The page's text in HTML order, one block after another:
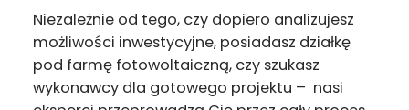
Niezależnie od tego, czy dopiero analizujesz
możliwości inwestycyjne, posiadasz działkę
pod farmę fotowoltaiczną, czy szukasz
wykonawcy dla gotowego projektu – nasi